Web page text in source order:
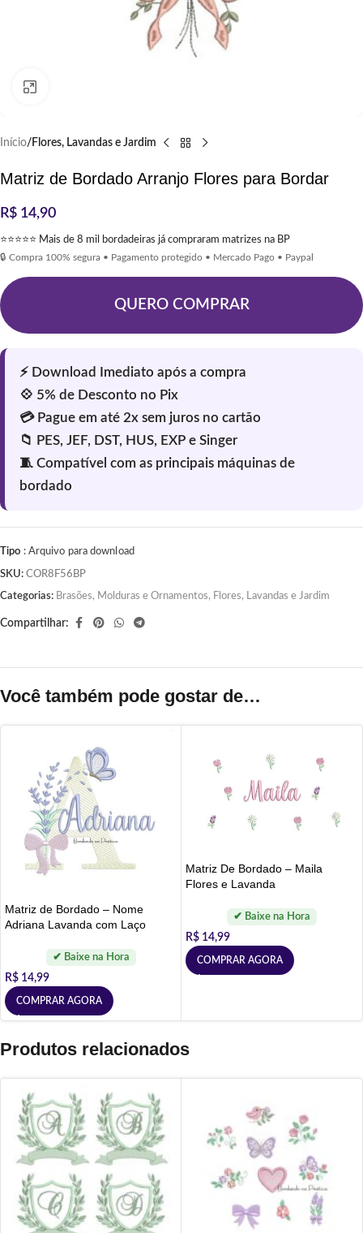
Início Flores, Lavandas e Jardim
Matriz de Bordado Arranjo Flores para Bordar
R$ 14,90
⭐⭐⭐⭐⭐ Mais de 8 mil bordadeiras já compraram matrizes na BP
🔒 Compra 100% segura • Pagamento protegido • Mercado Pago • Paypal
QUERO COMPRAR
Tipo : Arquivo para download
SKU: COR8F56BP
Categorias: Brasões, Molduras e Ornamentos, Flores, Lavandas e Jardim
Compartilhar:
Você também pode gostar de…
Matriz de Bordado – Nome
Adriana Lavanda com Laço
R$ 14,99
COMPRAR AGORA
Matriz De Bordado – Maila
Flores e Lavanda
R$ 14,99
COMPRAR AGORA
Produtos relacionados